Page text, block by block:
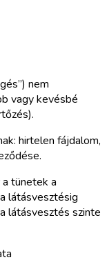
nem
vagy kevésbé
hirtelen fájdalom,
a tünetek a
látásvesztésig
látásvesztés szinte